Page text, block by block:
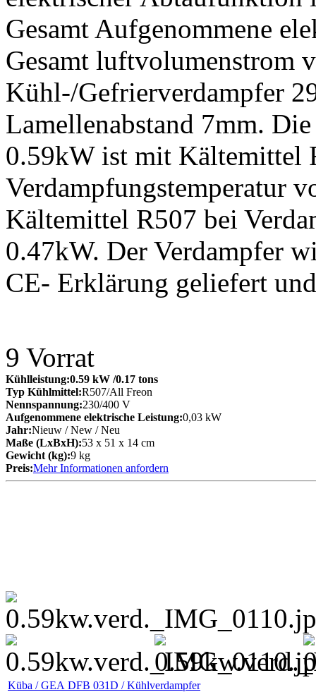
Gesamt Aufgenommene
Gesamt luftvolumenstrom
Kühl-/Gefrierverdampfer
Lamellenabstand 7mm.
0.59kW ist mit Kältemittel
Verdampfungstemperatur
Kältemittel R507 bei
0.47kW. Der Verdampfer
CE- Erklärung geliefert
9 Vorrat
Kühlleistung:0.59 kW /0.17 tons
Typ Kühlmittel:R507/All Freon
Nennspannung:230/400 V
Aufgenommene elektrische Leistung:0,03 kW
Jahr:Nieuw / New / Neu
Maße (LxBxH):53 x 51 x 14 cm
Gewicht (kg):9 kg
Preis:Mehr Informationen anfordern
Küba / GEA DFB 031D / Kühlverdampfer